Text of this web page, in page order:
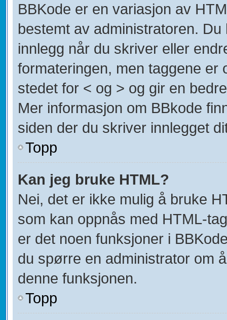
BBKode er en variasjon av
bestemt av administratoren.
innlegg når du skriver eller
formateringen, men taggene er
stedet for < og > og gir en
Mer informasjon om BBkode
siden der du skriver innlegget
Topp
Kan jeg bruke HTML?
Nei, det er ikke mulig å bruke
som kan oppnås med HTML-
er det noen funksjoner i
du spørre en administrator om
denne funksjonen.
Topp